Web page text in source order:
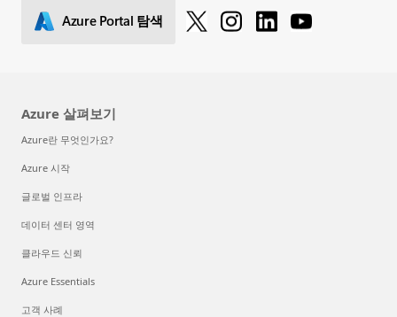
Azure Portal 탐색
Azure 살펴보기
Azure란 무엇인가요?
Azure 시작
글로벌 인프라
데이터 센터 영역
클라우드 신뢰
Azure Essentials
고객 사례